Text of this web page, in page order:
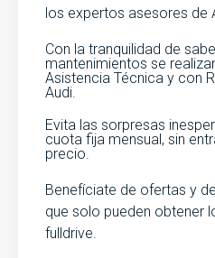
los expertos asesores de
Con la tranquilidad de
mantenimientos se
Asistencia Técnica y con
Audi.
Evita las sorpresas
cuota fija mensual, sin
precio.
Benefíciate de ofertas y
que solo pueden obtener
fulldrive.